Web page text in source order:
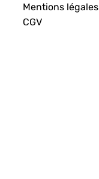
Mentions légales
CGV